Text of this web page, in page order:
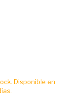
Disponible en